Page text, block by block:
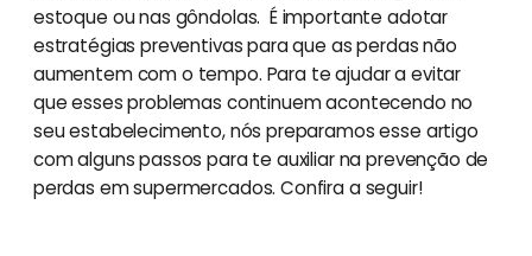
estoque ou nas gôndolas. É importante adotar
estratégias preventivas para que as perdas não
aumentem com o tempo. Para te ajudar a evitar
que esses problemas continuem acontecendo no
seu estabelecimento, nós preparamos esse artigo
com alguns passos para te auxiliar na prevenção de
perdas em supermercados. Confira a seguir!